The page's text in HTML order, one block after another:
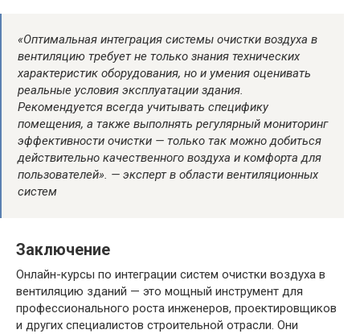
«Оптимальная интеграция системы очистки воздуха в
вентиляцию требует не только знания технических
характеристик оборудования, но и умения оценивать
реальные условия эксплуатации здания.
Рекомендуется всегда учитывать специфику
помещения, а также выполнять регулярный мониторинг
эффективности очистки — только так можно добиться
действительно качественного воздуха и комфорта для
пользователей». — эксперт в области вентиляционных
систем
Заключение
Онлайн-курсы по интеграции систем очистки воздуха в
вентиляцию зданий — это мощный инструмент для
профессионального роста инженеров, проектировщиков
и других специалистов строительной отрасли. Они